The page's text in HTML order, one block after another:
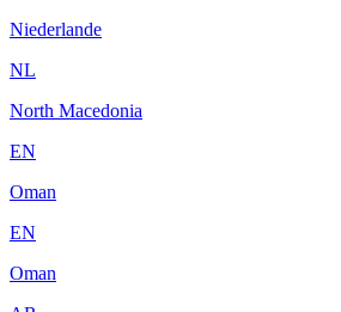
Niederlande
NL
North Macedonia
EN
Oman
EN
Oman